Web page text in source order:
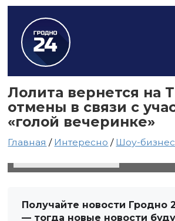
Лолита вернется на
отмены в связи с
«голой вечеринке»
Главная / Интересно / Шоу-бизнес
Получайте новости Гродно
— тогда новые новости